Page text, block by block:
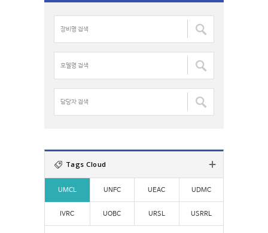
명
색
:
델
명
:자
:
Tags Cloud
UMCL UNFC UEAC UDMC
IVRC UOBC URSL USRRL